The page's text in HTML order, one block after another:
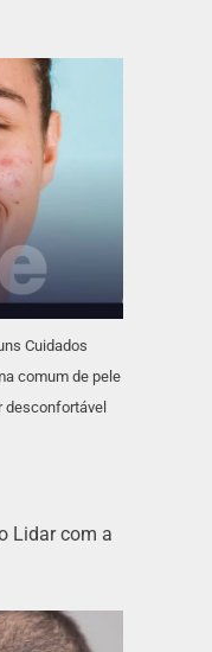
Cuidados
comum de pele
desconfortável
Lidar com a